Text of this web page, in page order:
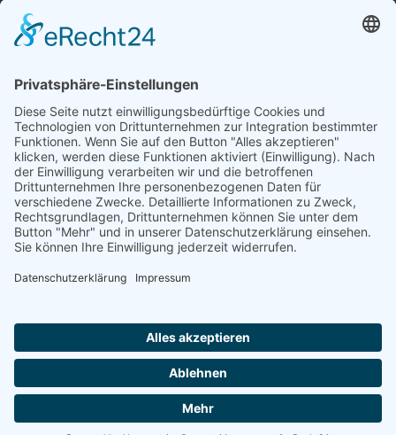
Nonnenhofer Straße 24/26
17033 Neubrandenburg
Telefon: 0395 35 88 100
Telefax: 0395 35 88 111
E-Mail:neubrandenburg@tfa-akademie.de
Rechtliches
Teilnahmebedingungen
Impressum
Copyright TFA-Akademie GmbH |